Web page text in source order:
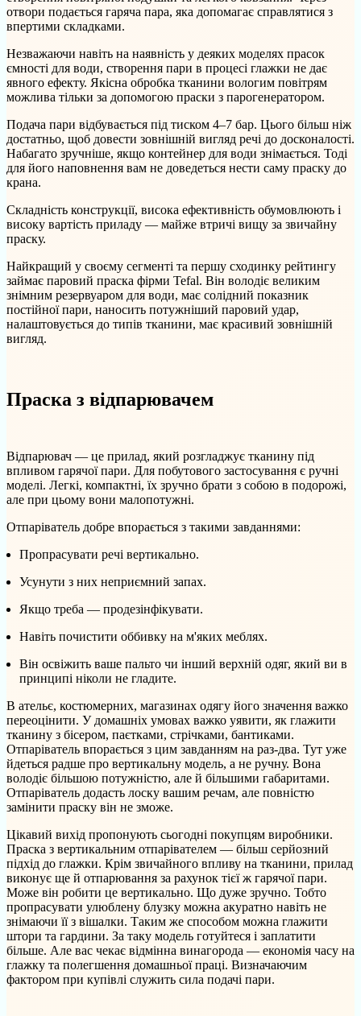
отвори подається гаряча пара, яка допомагає справлятися з
впертими складками.
Незважаючи навіть на наявність у деяких моделях прасок
ємності для води, створення пари в процесі глажки не дає
явного ефекту. Якісна обробка тканини вологим повітрям
можлива тільки за допомогою праски з парогенератором.
Подача пари відбувається під тиском 4–7 бар. Цього більш ніж
достатньо, щоб довести зовнішній вигляд речі до досконалості.
Набагато зручніше, якщо контейнер для води знімається. Тоді
для його наповнення вам не доведеться нести саму праску до
крана.
Складність конструкції, висока ефективність обумовлюють і
високу вартість приладу — майже втричі вищу за звичайну
праску.
Найкращий у своєму сегменті та першу сходинку рейтингу
займає паровий праска фірми Tefal. Він володіє великим
знімним резервуаром для води, має солідний показник
постійної пари, наносить потужніший паровий удар,
налаштовується до типів тканини, має красивий зовнішній
вигляд.
Праска з відпарювачем
Відпарювач — це прилад, який розгладжує тканину під
впливом гарячої пари. Для побутового застосування є ручні
моделі. Легкі, компактні, їх зручно брати з собою в подорожі,
але при цьому вони малопотужні.
Отпаріватель добре впорається з такими завданнями:
Пропрасувати речі вертикально.
Усунути з них неприємний запах.
Якщо треба — продезінфікувати.
Навіть почистити оббивку на м'яких меблях.
Він освіжить ваше пальто чи інший верхній одяг, який ви в
принципі ніколи не гладите.
В ательє, костюмерних, магазинах одягу його значення важко
переоцінити. У домашніх умовах важко уявити, як глажити
тканину з бісером, паєтками, стрічками, бантиками.
Отпаріватель впорається з цим завданням на раз-два. Тут уже
йдеться радше про вертикальну модель, а не ручну. Вона
володіє більшою потужністю, але й більшими габаритами.
Отпаріватель додасть лоску вашим речам, але повністю
замінити праску він не зможе.
Цікавий вихід пропонують сьогодні покупцям виробники.
Праска з вертикальним отпарівателем — більш серйозний
підхід до глажки. Крім звичайного впливу на тканини, прилад
виконує ще й отпарювання за рахунок тієї ж гарячої пари.
Може він робити це вертикально. Що дуже зручно. Тобто
пропрасувати улюблену блузку можна акуратно навіть не
знімаючи її з вішалки. Таким же способом можна глажити
штори та гардини. За таку модель готуйтеся і заплатити
більше. Але вас чекає відмінна винагорода — економія часу на
глажку та полегшення домашньої праці. Визначаючим
фактором при купівлі служить сила подачі пари.